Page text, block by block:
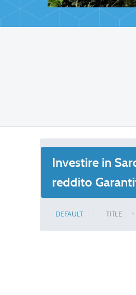
Investire in
reddito
DEFAULT TITLE